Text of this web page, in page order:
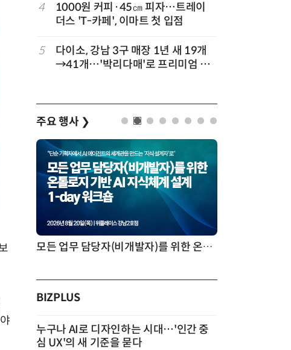
대
4
1000원 커피·45㎝ 피자…트레이
더스 'T-카페', 이마트 첫 입점
5
다이소, 강남 3구 매장 1년 새 19개
→41개…'박리다매'로 프리미엄 상
주요 행사 ❯
모든 업무 담당자(비개발자)를 위한 온톨로지 기반 AI 지식체계 설계 1-day 워크숍
BIZPLUS
누구나 AI로 디자인하는 시대…'인간 중
심 UX'의 새 기준을 묻다